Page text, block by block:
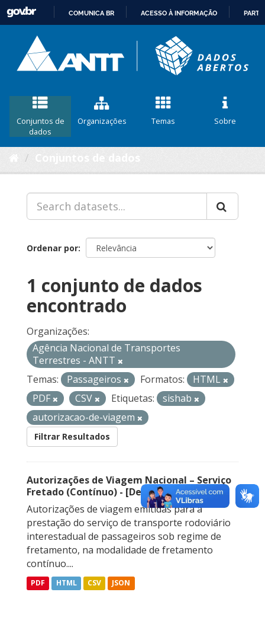
CONTEÚDO
COMUNICA BR ACESSO À INFORMAÇÃO
Conjuntos de
dados
Organizações Temas Sobre
Ordenar por
1 conjunto de dados
encontrado
Organizações:
Agência Nacional de Transportes
Terrestres - ANTT
Temas:
Passageiros Formatos:
HTML
PDF
CSV Etiquetas:
sishab
autorizacao-de-viagem
Filtrar Resultados
Autorizações de Viagem Nacional – Serviço
Fretado (Contínuo) - [Descontinuado]
Autorizações de viagem emitidas para a
prestação do serviço de transporte rodoviário
interestadual de passageiros sob regime de
fretamento, na modalidade de fretamento
contínuo....
PDF HTML CSV JSON